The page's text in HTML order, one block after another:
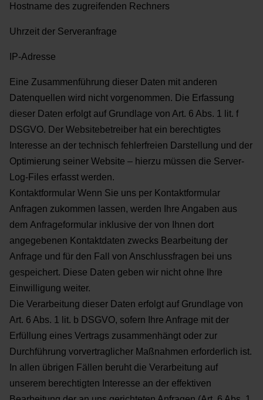
Hostname des zugreifenden Rechners
Uhrzeit der Serveranfrage
IP-Adresse
Eine Zusammenführung dieser Daten mit anderen
Datenquellen wird nicht vorgenommen. Die Erfassung
dieser Daten erfolgt auf Grundlage von Art. 6 Abs. 1 lit. f
DSGVO. Der Websitebetreiber hat ein berechtigtes
Interesse an der technisch fehlerfreien Darstellung und der
Optimierung seiner Website – hierzu müssen die Server-
Log-Files erfasst werden.
Kontaktformular Wenn Sie uns per Kontaktformular
Anfragen zukommen lassen, werden Ihre Angaben aus
demAnfrageformular inklusive der von Ihnen dort
angegebenen Kontaktdaten zwecks Bearbeitung der
Anfrage und für den Fall von Anschlussfragen bei uns
gespeichert. Diese Daten geben wir nicht ohne Ihre
Einwilligung weiter.
Die Verarbeitung dieser Daten erfolgt auf Grundlage von
Art. 6 Abs. 1 lit. b DSGVO, sofern Ihre Anfrage mit der
Erfüllung eines Vertrags zusammenhängt oder zur
Durchführung vorvertraglicher Maßnahmen erforderlich ist.
In allen übrigen Fällen beruht die Verarbeitung auf
unserem berechtigten Interesse an der effektiven